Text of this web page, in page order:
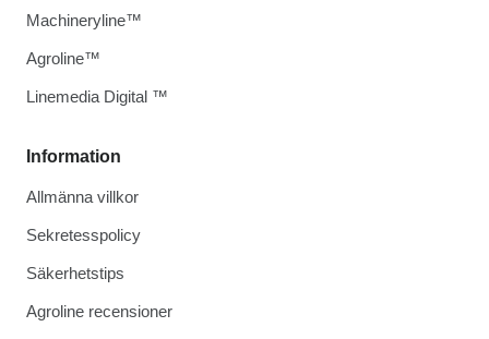
Information
Allmänna villkor
Sekretesspolicy
Säkerhetstips
Agroline recensioner
Machineryline™
Agroline™
Linemedia Digital ™